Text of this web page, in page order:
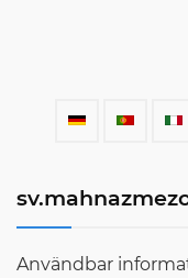
Användbar